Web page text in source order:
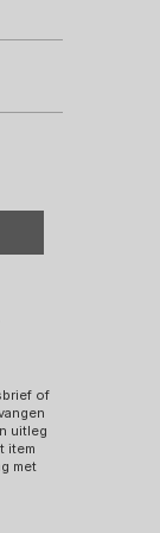
of
uitleg
item
met